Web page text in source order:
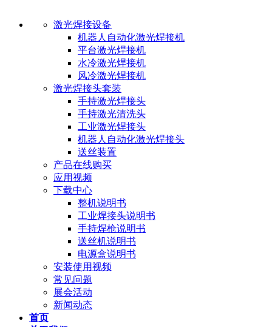
激光焊接设备
机器人自动化激光焊接机
平台激光焊接机
水冷激光焊接机
风冷激光焊接机
激光焊接头套装
手持激光焊接头
手持激光清洗头
工业激光焊接头
机器人自动化激光焊接头
送丝装置
产品在线购买
应用视频
下载中心
整机说明书
工业焊接头说明书
手持焊枪说明书
送丝机说明书
电源盒说明书
安装使用视频
常见问题
展会活动
新闻动态
首页